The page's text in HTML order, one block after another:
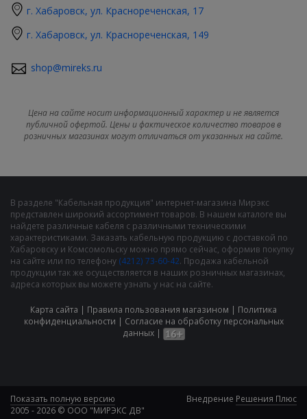
г. Хабаровск, ул. Краснореченская, 17
г. Хабаровск, ул. Краснореченская, 149
shop@mireks.ru
Цена на сайте носит информационный характер и не является
публичной офертой. Цены и фактическое количество товаров в
розничных магазинах могут отличаться от указанных на сайте.
В разделе "Кабельная продукция" интернет-магазина Мирэкс
представлен широкий ассортимент товаров. В нашем каталоге вы
найдете различные кабеля с различными техническими
характеристиками. Заказать кабельную продукцию с доставкой по
Хабаровску и Комсомольску можно прямо сейчас, оформив покупку
на сайте или по телефону (4212) 73-60-42. Продажа кабельной
продукции так же осуществляется в наших розничных магазинах,
адреса которых вы можете узнать у нас на сайте.
Карта сайта | Правила пользования магазином | Политика
конфиденциальности | Cогласие на обработку персональных
данных|
Показать полную версию
2005 - 2026 © ООО "МИРЭКС ДВ"
Внедрение Решения Плюс